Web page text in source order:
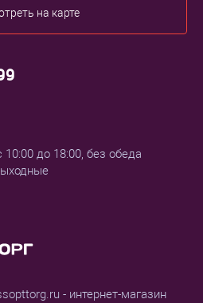
- интернет-магазин
на карте
до 18:00, без обеда